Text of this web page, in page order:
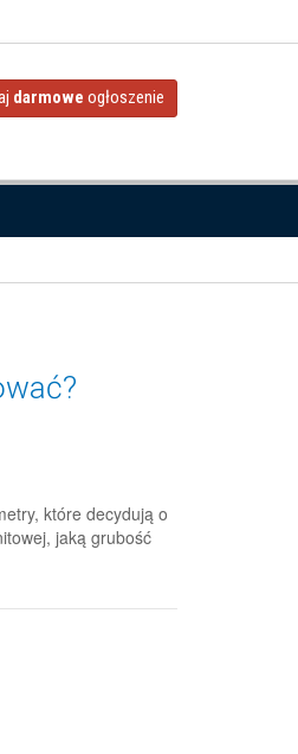
darmowe ogłoszenie
które decydują o
jaką grubość